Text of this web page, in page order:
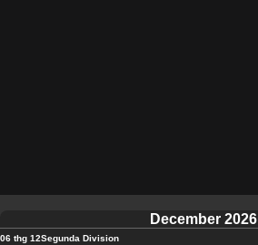
December 2026
06 thg 12Segunda Division